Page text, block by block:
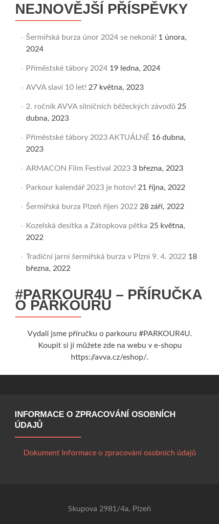
NEJNOVĚJŠÍ PŘÍSPĚVKY
Šermířská burza únor 2024 se nekoná! 1 února,
2024
Příměstské tábory 2024 19 ledna, 2024
AVVA slaví 10 let! 27 května, 2023
2. ročník AVVA silničních běžeckých závodů 25
dubna, 2023
Příměstské tábory 2023 AKTUÁLNĚ 16 dubna,
2023
ARMACON Film Festival 2023 3 března, 2023
Parkour kalendář 2023 je hotov! 21 října, 2022
Šermířská burza Plzeň říjen 2022 28 září, 2022
Kozelská desítka a Zátopkova pětka 25 května,
2022
Tradiční jarní šermířská burza v Plzni 9. 4. 2022 18
března, 2022
#PARKOUR4U – PŘÍRUČKA
O PARKOURU
Vydali jsme příručku o parkouru #PARKOUR4U.
Koupit si ji můžete zde na webu v e-shopu
https://avva.cz/eshop/.
INFORMACE O ZPRACOVÁNÍ OSOBNÍCH
ÚDAJŮ
Dokument Informace o zpracování osobních údajů
Skupova 2981/4a, Plzeň